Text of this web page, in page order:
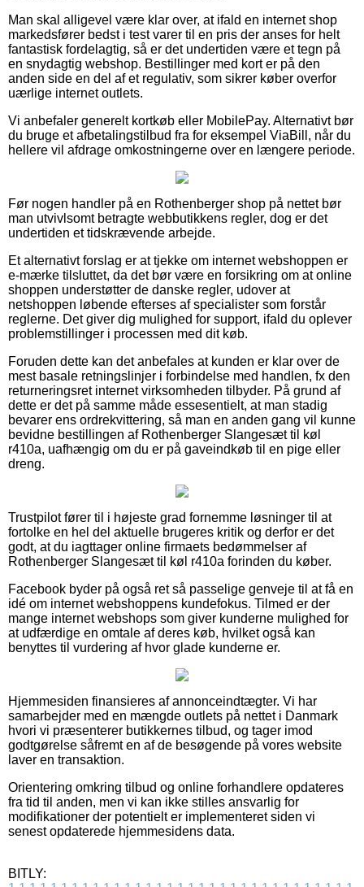
Man skal alligevel være klar over, at ifald en internet shop
markedsfører bedst i test varer til en pris der anses for helt
fantastisk fordelagtig, så er det undertiden være et tegn på
en snydagtig webshop. Bestillinger med kort er på den
anden side en del af et regulativ, som sikrer køber overfor
uærlige internet outlets.
Vi anbefaler generelt kortkøb eller MobilePay. Alternativt bør
du bruge et afbetalingstilbud fra for eksempel ViaBill, når du
hellere vil afdrage omkostningerne over en længere periode.
Før nogen handler på en Rothenberger shop på nettet bør
man utvivlsomt betragte webbutikkens regler, dog er det
undertiden et tidskrævende arbejde.
Et alternativt forslag er at tjekke om internet webshoppen er
e-mærke tilsluttet, da det bør være en forsikring om at online
shoppen understøtter de danske regler, udover at
netshoppen løbende efterses af specialister som forstår
reglerne. Det giver dig mulighed for support, ifald du oplever
problemstillinger i processen med dit køb.
Foruden dette kan det anbefales at kunden er klar over de
mest basale retningslinjer i forbindelse med handlen, fx den
returneringsret internet virksomheden tilbyder. På grund af
dette er det på samme måde essesentielt, at man stadig
bevarer ens ordrekvittering, så man en anden gang vil kunne
bevidne bestillingen af Rothenberger Slangesæt til køl
r410a, uafhængig om du er på gaveindkøb til en pige eller
dreng.
Trustpilot fører til i højeste grad fornemme løsninger til at
fortolke en hel del aktuelle brugeres kritik og derfor er det
godt, at du iagttager online firmaets bedømmelser af
Rothenberger Slangesæt til køl r410a forinden du køber.
Facebook byder på også ret så passelige genveje til at få en
idé om internet webshoppens kundefokus. Tilmed er der
mange internet webshops som giver kunderne mulighed for
at udfærdige en omtale af deres køb, hvilket også kan
benyttes til vurdering af hvor glade kunderne er.
Hjemmesiden finansieres af annonceindtægter. Vi har
samarbejder med en mængde outlets på nettet i Danmark
hvori vi præsenterer butikkernes tilbud, og tager imod
godtgørelse såfremt en af de besøgende på vores website
laver en transaktion.
Orientering omkring tilbud og online forhandlere opdateres
fra tid til anden, men vi kan ikke stilles ansvarlig for
modifikationer der potentielt er implementeret siden vi
senest opdaterede hjemmesidens data.
BITLY: